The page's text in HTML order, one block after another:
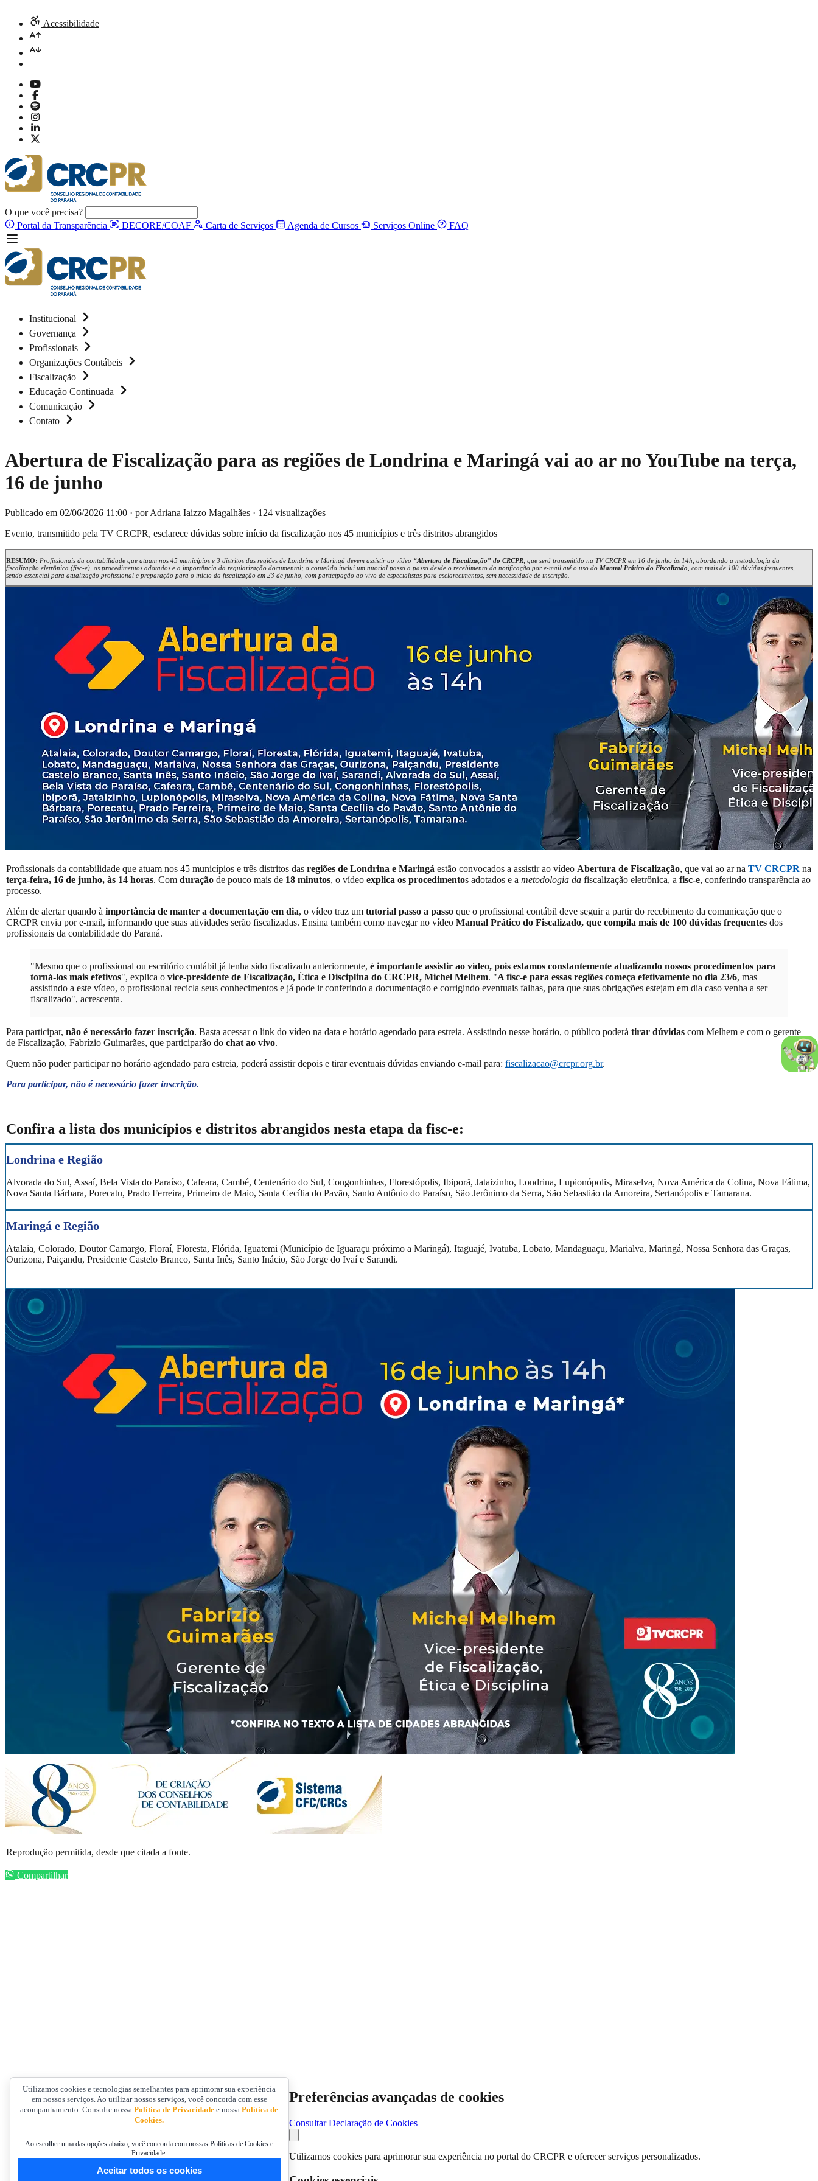
Acessibilidade
O que você precisa?
Portal da Transparência
DECORE/COAF Carta de Serviços Agenda de Cursos Serviços Online FAQ
Institucional
Governança
Profissionais
Organizações Contábeis
Fiscalização
Educação Continuada
Comunicação
Contato
Abertura de Fiscalização para as regiões de Londrina e Maringá vai ao ar no YouTube na terça,
16 de junho
Publicado em 02/06/2026 11:00 · por Adriana Iaizzo Magalhães · 124 visualizações
Evento, transmitido pela TV CRCPR, esclarece dúvidas sobre início da fiscalização nos 45 municípios e três distritos abrangidos
RESUMO: Profissionais da contabilidade que atuam nos 45 municípios e 3 distritos das regiões de Londrina e Maringá devem assistir ao vídeo “Abertura de Fiscalização” do CRCPR , que será transmitido na TV CRCPR em 16 de junho às 14h, abordando a metodologia da
fiscalização eletrônica (fisc-e), os procedimentos adotados e a importância da regularização documental; o conteúdo inclui um tutorial passo a passo desde o recebimento da notificação por e-mail até o uso do Manual Prático do Fiscalizado , com mais de 100 dúvidas frequentes,
sendo essencial para atualização profissional e preparação para o início da fiscalização em 23 de junho, com participação ao vivo de especialistas para esclarecimentos, sem necessidade de inscrição.
Profissionais da contabilidade que atuam nos 45 municípios e três distritos das regiões de Londrina e Maringá estão convocados a assistir ao vídeo Abertura de Fiscalização, que vai ao ar na TV CRCPR na
terça-feira, 16 de junho, às 14 horas. Com duração de pouco mais de 18 minutos, o vídeo explica os procedimentos adotados e a metodologia da fiscalização eletrônica, a fisc-e, conferindo transparência ao
processo.
Além de alertar quando à importância de manter a documentação em dia, o vídeo traz um tutorial passo a passo que o profissional contábil deve seguir a partir do recebimento da comunicação que o
CRCPR envia por e-mail, informando que suas atividades serão fiscalizadas. Ensina também como navegar no vídeo Manual Prático do Fiscalizado, que compila mais de 100 dúvidas frequentes dos
profissionais da contabilidade do Paraná.
"Mesmo que o profissional ou escritório contábil já tenha sido fiscalizado anteriormente, é importante assistir ao vídeo, pois estamos constantemente atualizando nossos procedimentos para
torná-los mais efetivos", explica o vice-presidente de Fiscalização, Ética e Disciplina do CRCPR, Michel Melhem. "A fisc-e para essas regiões começa efetivamente no dia 23/6, mas
assistindo a este vídeo, o profissional recicla seus conhecimentos e já pode ir conferindo a documentação e corrigindo eventuais falhas, para que suas obrigações estejam em dia caso venha a ser
fiscalizado", acrescenta.
Para participar, não é necessário fazer inscrição. Basta acessar o link do vídeo na data e horário agendado para estreia. Assistindo nesse horário, o público poderá tirar dúvidas com Melhem e com o gerente
de Fiscalização, Fabrízio Guimarães, que participarão do chat ao vivo.
Quem não puder participar no horário agendado para estreia, poderá assistir depois e tirar eventuais dúvidas enviando e-mail para: fiscalizacao@crcpr.org.br.
Para participar, não é necessário fazer inscrição.
Confira a lista dos municípios e distritos abrangidos nesta etapa da fisc-e:
Londrina e Região
Alvorada do Sul, Assaí, Bela Vista do Paraíso, Cafeara, Cambé, Centenário do Sul, Congonhinhas, Florestópolis, Ibiporã, Jataizinho, Londrina, Lupionópolis, Miraselva, Nova América da Colina, Nova Fátima,
Nova Santa Bárbara, Porecatu, Prado Ferreira, Primeiro de Maio, Santa Cecília do Pavão, Santo Antônio do Paraíso, São Jerônimo da Serra, São Sebastião da Amoreira, Sertanópolis e Tamarana.
Maringá e Região
Atalaia, Colorado, Doutor Camargo, Floraí, Floresta, Flórida, Iguatemi (Município de Iguaraçu próximo a Maringá), Itaguajé, Ivatuba, Lobato, Mandaguaçu, Marialva, Maringá, Nossa Senhora das Graças,
Ourizona, Paiçandu, Presidente Castelo Branco, Santa Inês, Santo Inácio, São Jorge do Ivaí e Sarandi.
Reprodução permitida, desde que citada a fonte.
Compartilhar
Utilizamos cookies e tecnologias semelhantes para aprimorar sua experiência
em nossos serviços. Ao utilizar nossos serviços, você concorda com esse
acompanhamento. Consulte nossaPolítica de Privacidade e nossaPolítica de
Cookies.
Ao escolher uma das opções abaixo, você concorda com nossas Políticas de Cookies e
Privacidade.
Aceitar todos os cookies
Preferências avançadas de cookies
Consultar Declaração de Cookies
Utilizamos cookies para aprimorar sua experiência no portal do CRCPR e oferecer serviços personalizados.